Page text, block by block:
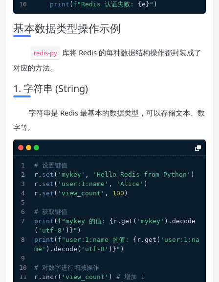
print ( f"Redis 认证失败: {e} " )
基本数据类型操作示例
redis-py
库将 Redis 的每种数据结构操作都封装成了
对应的方法。
1. 字符串 (String)
字符串是 Redis 最基本的数据类型，可以存储文本、数
字等。
# 设置键值
r. set ( 'mykey' , 'Hello Redis from Python' )
r. set ( 'user:1:name' , 'Alice' )
r. set ( 'view_count' , 100 )
# 获取键值
print ( f"mykey 的值: {r.get( 'mykey' ).decode
( 'utf-8' )} " )
print ( f"user:1:name 的值: {r.get( 'user:1:na
me' ).decode( 'utf-8' )} " )
# 对数字进行增减操作
r.incr( 'view_count' ) # 增加 1